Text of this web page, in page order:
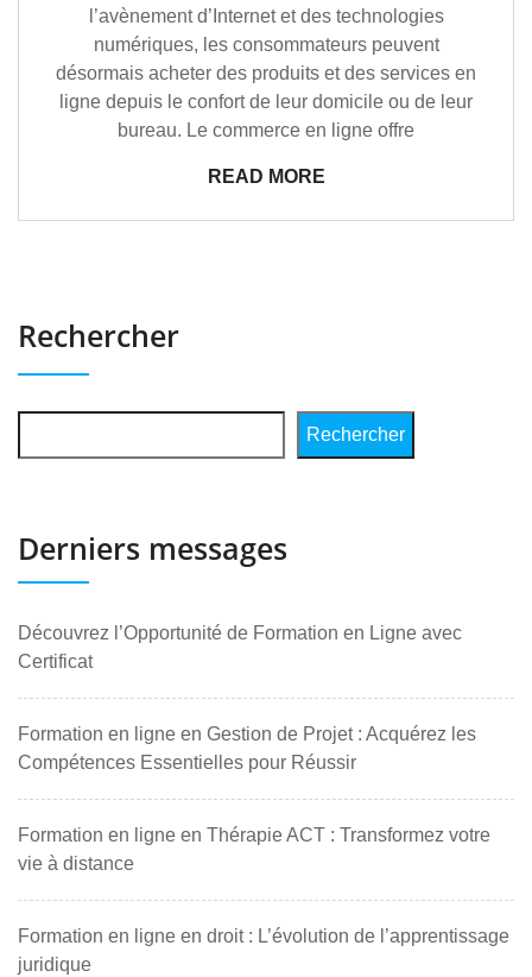
l’avènement d’Internet et des technologies
numériques, les consommateurs peuvent
désormais acheter des produits et des services en
ligne depuis le confort de leur domicile ou de leur
bureau. Le commerce en ligne offre
READ MORE
Rechercher
Rechercher
Derniers messages
Découvrez l’Opportunité de Formation en Ligne avec
Certificat
Formation en ligne en Gestion de Projet : Acquérez les
Compétences Essentielles pour Réussir
Formation en ligne en Thérapie ACT : Transformez votre
vie à distance
Formation en ligne en droit : L’évolution de l’apprentissage
juridique